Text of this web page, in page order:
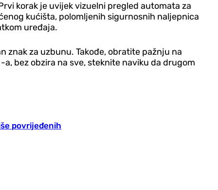
korak je uvijek vizuelni pregled automata za
kućišta, polomljenih sigurnosnih naljepnica
uređaja.
znak za uzbunu. Takođe, obratite pažnju na
bez obzira na sve, steknite naviku da drugom
povrijeđenih